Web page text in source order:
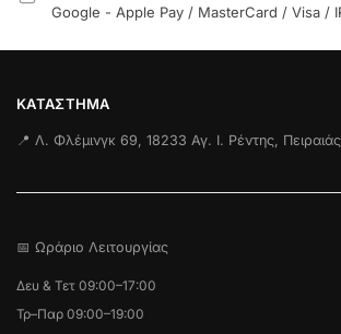
Google - Apple Pay / MasterCard / Visa /
ΚΑΤΆΣΤΗΜΑ
📍 Λ. Φλέμινγκ 69, 18233 Αγ. Ι. Ρέντης, Πειραιάς
📅 Ωράριο Λειτουργίας
Δευ & Τετ 09:00–17:00
Τρ–Παρ 09:00–19:00